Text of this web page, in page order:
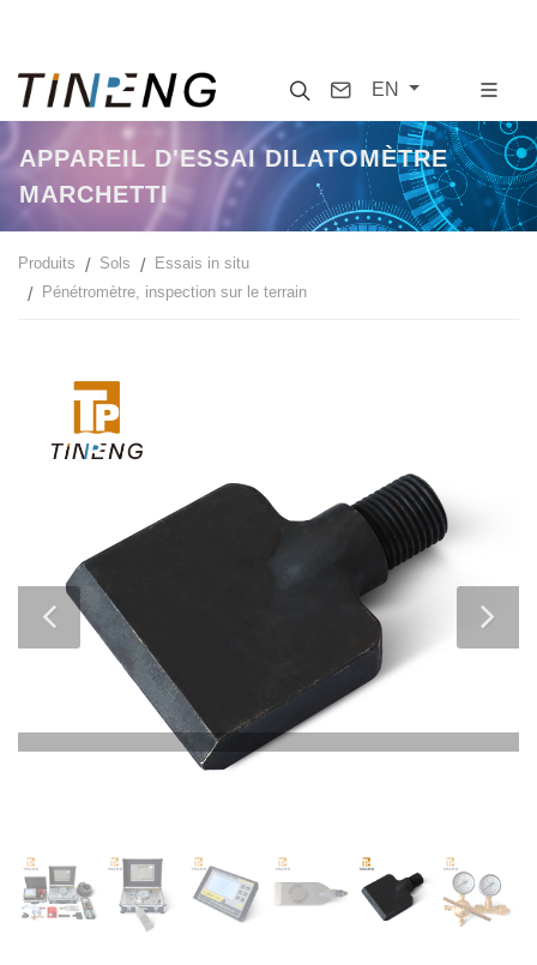
SearchContact
EN
APPAREIL D'ESSAI DILATOMÈTRE
MARCHETTI
Produits Sols
Essais in situ
Pénétromètre, inspection sur le terrain